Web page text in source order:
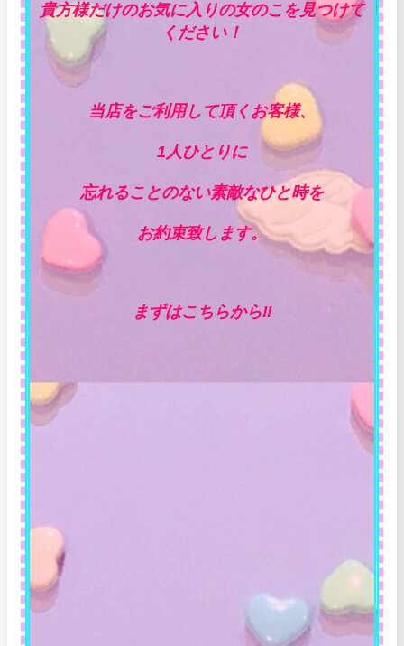
貴方様だけのお気に入りの女のこを見つけて
ください！
当店をご利用して頂くお客様、
1人ひとりに
忘れることのない素敵なひと時を
お約束致します。
まずはこちらから‼